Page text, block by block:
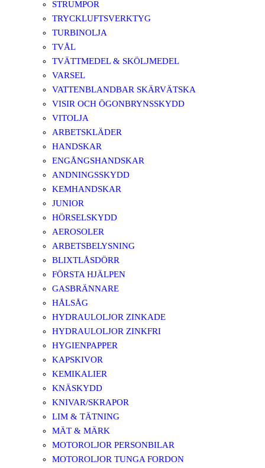
STRUMPOR
TRYCKLUFTSVERKTYG
TURBINOLJA
TVÅL
TVÄTTMEDEL & SKÖLJMEDEL
VARSEL
VATTENBLANDBAR SKÄRVÄTSKA
VISIR OCH ÖGONBRYNSSKYDD
VITOLJA
ARBETSKLÄDER
HANDSKAR
ENGÅNGSHANDSKAR
ANDNINGSSKYDD
KEMHANDSKAR
JUNIOR
HÖRSELSKYDD
AEROSOLER
ARBETSBELYSNING
BLIXTLÅSDÖRR
FÖRSTA HJÄLPEN
GASBRÄNNARE
HÅLSÅG
HYDRAULOLJOR ZINKADE
HYDRAULOLJOR ZINKFRI
HYGIENPAPPER
KAPSKIVOR
KEMIKALIER
KNÄSKYDD
KNIVAR/SKRAPOR
LIM & TÄTNING
MÄT & MÄRK
MOTOROLJOR PERSONBILAR
MOTOROLJOR TUNGA FORDON